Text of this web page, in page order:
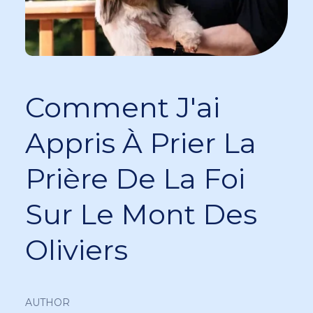
Comment J'ai
Appris À Prier La
Prière De La Foi
Sur Le Mont Des
Oliviers
AUTHOR